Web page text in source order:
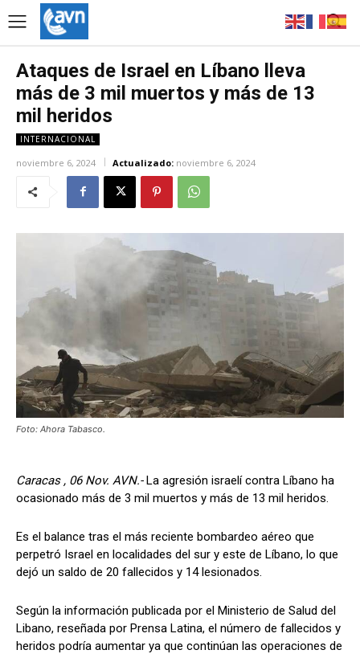
Ataques de Israel en Líbano lleva
más de 3 mil muertos y más de 13
mil heridos
INTERNACIONAL
noviembre 6, 2024 Actualizado: noviembre 6, 2024
Foto: Ahora Tabasco.
Caracas , 06 Nov. AVN.-La agresión israelí contra Líbano ha
ocasionado más de 3 mil muertos y más de 13 mil heridos.
Es el balance tras el más reciente bombardeo aéreo que
perpetró Israel en localidades del sur y este de Líbano, lo que
dejó un saldo de 20 fallecidos y 14 lesionados.
Según la información publicada por el Ministerio de Salud del
Libano, reseñada por Prensa Latina, el número de fallecidos y
heridos podría aumentar ya que continúan las operaciones de